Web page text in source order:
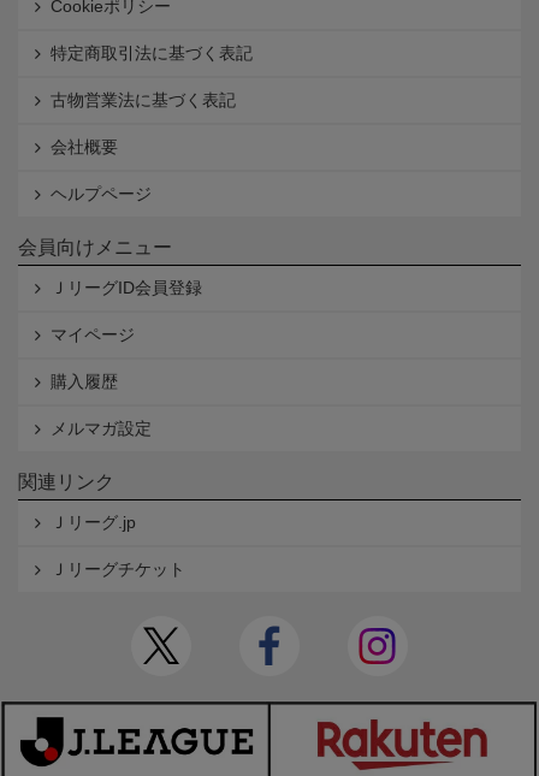
Cookieポリシー
特定商取引法に基づく表記
古物営業法に基づく表記
会社概要
ヘルプページ
会員向けメニュー
ＪリーグID会員登録
マイページ
購入履歴
メルマガ設定
関連リンク
Ｊリーグ.jp
Ｊリーグチケット